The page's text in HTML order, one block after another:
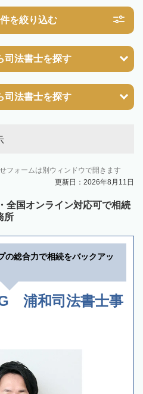
を絞り込む
司法書士を探す
司法書士を探す
フォームは別ウィンドウで開きます
更新日：2026年8月11日
全国オンライン対応可で相続
所
の総合力で相続をバックアッ
浦和司法書士事